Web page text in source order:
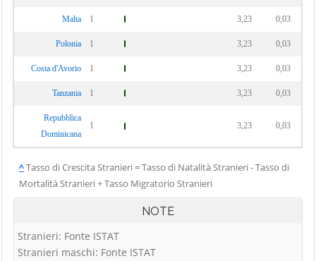
Malta 1 3,23 0,03
Polonia 1 3,23 0,03
Costa d'Avorio 1 3,23 0,03
Tanzania 1 3,23 0,03
Repubblica
Dominicana
1 3,23 0,03
^Tasso di Crescita Stranieri = Tasso di Natalità Stranieri - Tasso di
Mortalità Stranieri + Tasso Migratorio Stranieri
NOTE
Stranieri: Fonte ISTAT
Stranieri maschi: Fonte ISTAT